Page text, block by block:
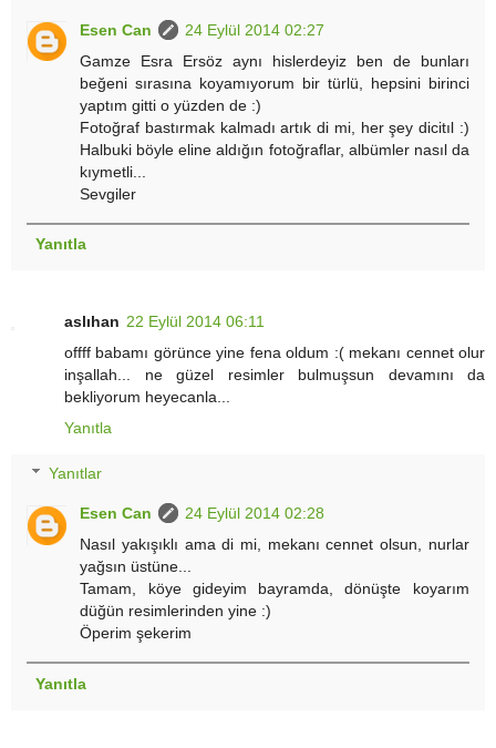
Esen Can
24 Eylül 2014 02:27
Gamze Esra Ersöz aynı hislerdeyiz ben de bunları
beğeni sırasına koyamıyorum bir türlü, hepsini birinci
yaptım gitti o yüzden de :)
Fotoğraf bastırmak kalmadı artık di mi, her şey dicitıl :)
Halbuki böyle eline aldığın fotoğraflar, albümler nasıl da
kıymetli...
Sevgiler
Yanıtla
aslıhan 22 Eylül 2014 06:11
offff babamı görünce yine fena oldum :( mekanı cennet olur
inşallah... ne güzel resimler bulmuşsun devamını da
bekliyorum heyecanla...
Yanıtla
Yanıtlar
Esen Can
24 Eylül 2014 02:28
Nasıl yakışıklı ama di mi, mekanı cennet olsun, nurlar
yağsın üstüne...
Tamam, köye gideyim bayramda, dönüşte koyarım
düğün resimlerinden yine :)
Öperim şekerim
Yanıtla